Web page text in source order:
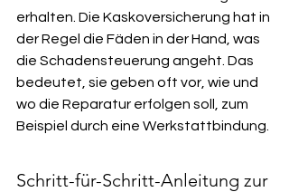
erhalten. Die Kaskoversicherung hat in
der Regel die Fäden in der Hand, was
die Schadensteuerung angeht. Das
bedeutet, sie geben oft vor, wie und
wo die Reparatur erfolgen soll, zum
Beispiel durch eine Werkstattbindung.
Schritt-für-Schritt-Anleitung zur